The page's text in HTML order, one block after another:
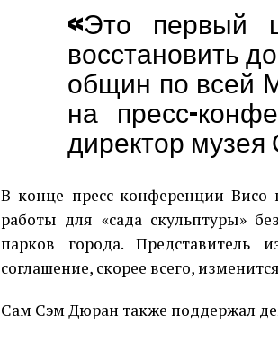
«Это первый
восстановить
общин по всей
на пресс-
директор
В конце пресс-конференции Висо
работы для «сада скульптуры»
парков города. Представитель
соглашение, скорее всего,
Сам Сэм Дюран также поддержал